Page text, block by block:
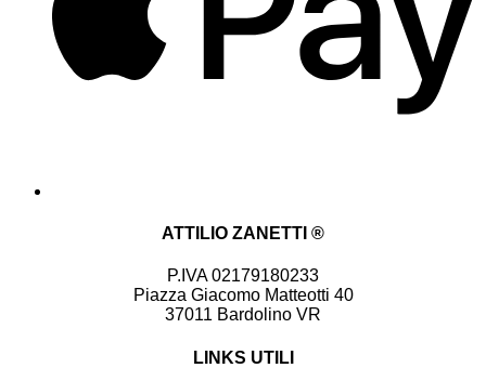
ATTILIO ZANETTI ®
P.IVA 02179180233
Piazza Giacomo Matteotti 40
37011 Bardolino VR
LINKS UTILI